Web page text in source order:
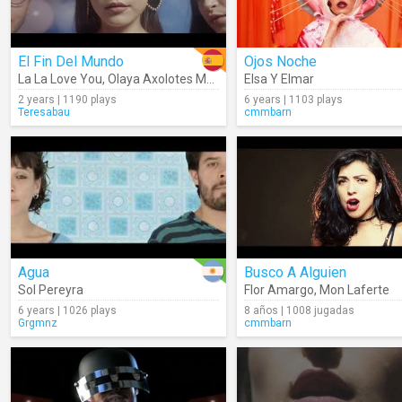
El Fin Del Mundo
La La Love You, Olaya Axolotes Mexicanos
2 years | 1190 plays
Teresabau
Ojos Noche
Elsa Y Elmar
6 years | 1103 plays
cmmbarn
Agua
Sol Pereyra
6 years | 1026 plays
Grgmnz
Busco A Alguien
Flor Amargo, Mon Laferte
8 años | 1008 jugadas
cmmbarn